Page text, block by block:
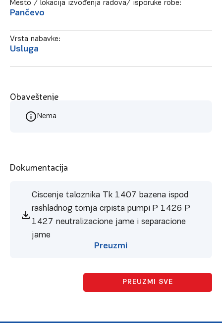
Mesto / lokacija izvođenja radova/ isporuke robe:
Pančevo
Vrsta nabavke:
Usluga
Obaveštenje
Nema
Dokumentacija
Ciscenje taloznika Tk 1407 bazena ispod
rashladnog tornja crpista pumpi P 1426 P
1427 neutralizacione jame i separacione
jame
Preuzmi
PREUZMI SVE